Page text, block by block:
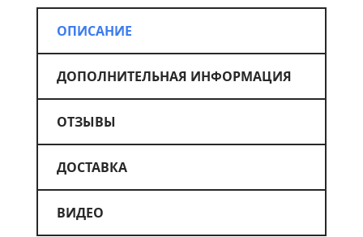
ОПИСАНИЕ
ДОПОЛНИТЕЛЬНАЯ ИНФОРМАЦИЯ
ОТЗЫВЫ
ДОСТАВКА
ВИДЕО